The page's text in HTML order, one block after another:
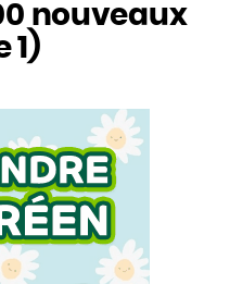
nouveaux
1)